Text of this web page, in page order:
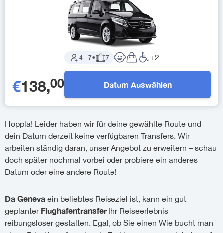
4- 7● 7 +2
€138,00 Datum Auswählen
Hoppla! Leider haben wir für deine gewählte Route und
dein Datum derzeit keine verfügbaren Transfers. Wir
arbeiten ständig daran, unser Angebot zu erweitern – schau
doch später nochmal vorbei oder probiere ein anderes
Datum oder eine andere Route!
Da Geneva ein beliebtes Reiseziel ist, kann ein gut
geplanter FlughafentransferIhr Reiseerlebnis
reibungsloser gestalten. Egal, ob Sie einen Wie bucht man